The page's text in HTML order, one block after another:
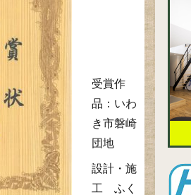
受賞作
品：いわ
き市磐崎
団地
設計・施
工 ふく